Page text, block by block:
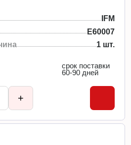
IFM
E60007
1 шт.
срок поставки
60-90 дней
+